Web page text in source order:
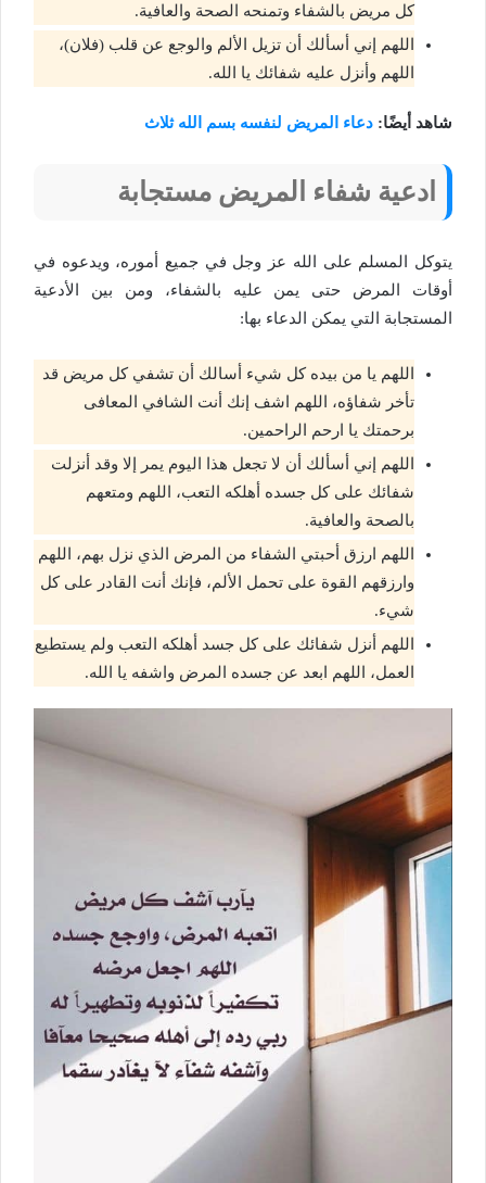
كل مريض بالشفاء وتمنحه الصحة والعافية.
اللهم إني أسألك أن تزيل الألم والوجع عن قلب (فلان)،
اللهم وأنزل عليه شفائك يا الله.
شاهد أيضًا: دعاء المريض لنفسه بسم الله ثلاث
ادعية شفاء المريض مستجابة
يتوكل المسلم على الله عز وجل في جميع أموره، ويدعوه في
أوقات المرض حتى يمن عليه بالشفاء، ومن بين الأدعية
المستجابة التي يمكن الدعاء بها:
اللهم يا من بيده كل شيء أسالك أن تشفي كل مريض قد
تأخر شفاؤه، اللهم اشف إنك أنت الشافي المعافى
برحمتك يا ارحم الراحمين.
اللهم إني أسألك أن لا تجعل هذا اليوم يمر إلا وقد أنزلت
شفائك على كل جسده أهلكه التعب، اللهم ومتعهم
بالصحة والعافية.
اللهم ارزق أحبتي الشفاء من المرض الذي نزل بهم، اللهم
وارزقهم القوة على تحمل الألم، فإنك أنت القادر على كل
شيء.
اللهم أنزل شفائك على كل جسد أهلكه التعب ولم يستطيع
العمل، اللهم ابعد عن جسده المرض واشفه يا الله.